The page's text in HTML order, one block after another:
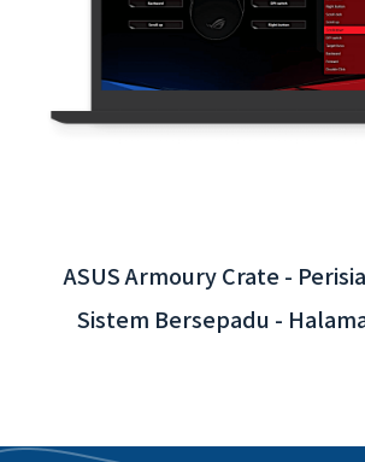
App Interaktif Lapangan
Antarabangsa Taoyuan -